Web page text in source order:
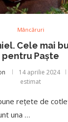
Mâncăruri
Cele mai
pentru Paște
14 aprilie 2024
estimat
rețete de
una …